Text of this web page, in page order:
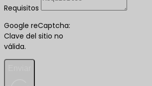
Requisitos
Google reCaptcha:
Clave del sitio no
válida.